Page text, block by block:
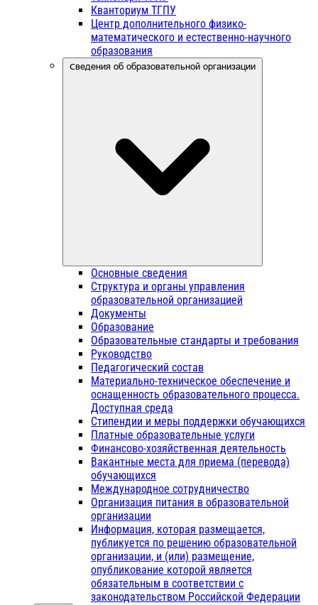
Кванториум ТГПУ
Центр дополнительного физико-
математического и естественно-научного
образования
Сведения об образовательной организации
Основные сведения
Структура и органы управления
образовательной организацией
Документы
Образование
Образовательные стандарты и требования
Руководство
Педагогический состав
Материально-техническое обеспечение и
оснащенность образовательного процесса.
Доступная среда
Стипендии и меры поддержки обучающихся
Платные образовательные услуги
Финансово-хозяйственная деятельность
Вакантные места для приема (перевода)
обучающихся
Международное сотрудничество
Организация питания в образовательной
организации
Информация, которая размещается,
публикуется по решению образовательной
организации, и (или) размещение,
опубликование которой является
обязательным в соответствии с
законодательством Российской Федерации